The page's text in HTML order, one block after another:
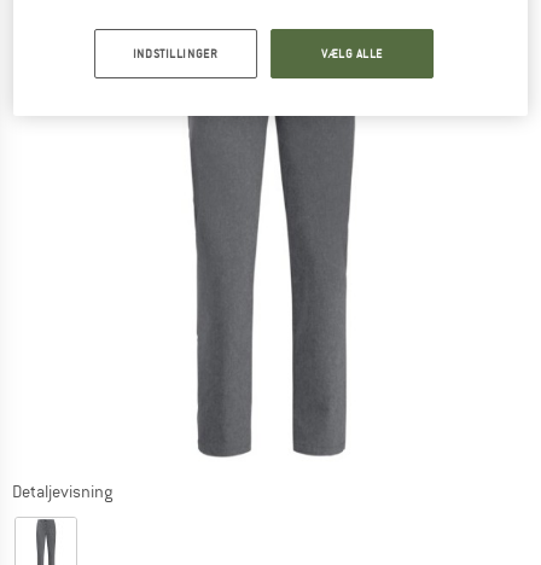
Detaljevisning
INDSTILLINGER VÆLG ALLE